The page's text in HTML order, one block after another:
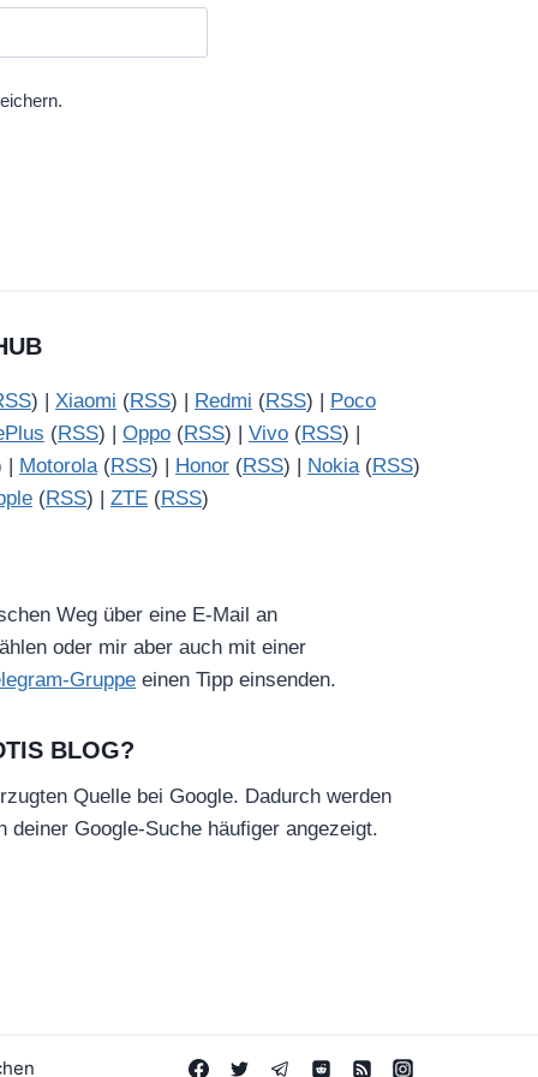
) | Xiaomi (RSS) | Redmi (RSS) | Poco
(RSS) | Oppo (RSS) | Vivo (RSS) |
| Motorola(RSS) | Honor (RSS) | Nokia(RSS)
(RSS) | ZTE (RSS)
Weg über eine E-Mail an
oder mir aber auch mit einer
Gruppe einen Tipp einsenden.
BLOG?
Quelle bei Google. Dadurch werden
deiner Google-Suche häufiger angezeigt.